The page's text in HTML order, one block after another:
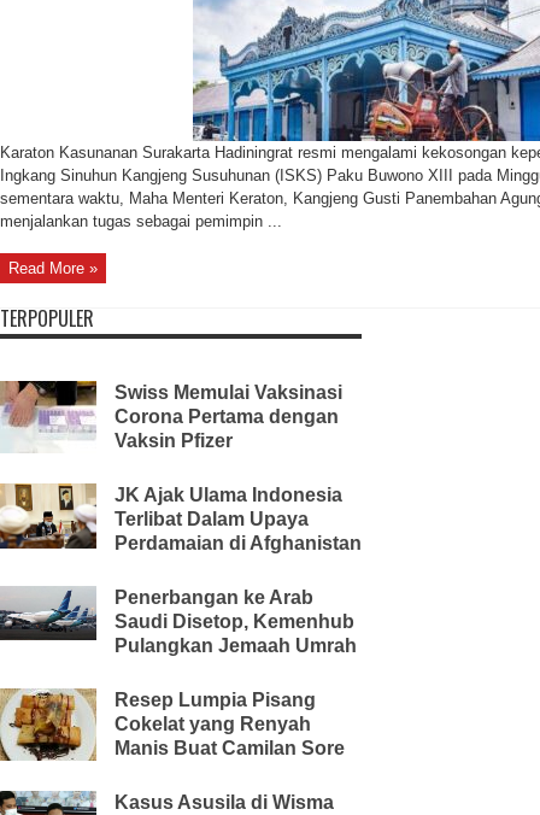
Karaton Kasunanan Surakarta Hadiningrat resmi mengalami kekosongan
Ingkang Sinuhun Kangjeng Susuhunan (ISKS) Paku Buwono XIII pada
sementara waktu, Maha Menteri Keraton, Kangjeng Gusti Panembahan
menjalankan tugas sebagai pemimpin ...
Read More »
TERPOPULER
Swiss Memulai Vaksinasi
Corona Pertama dengan
Vaksin Pfizer
JK Ajak Ulama Indonesia
Terlibat Dalam Upaya
Perdamaian di Afghanistan
Penerbangan ke Arab
Saudi Disetop, Kemenhub
Pulangkan Jemaah Umrah
Resep Lumpia Pisang
Cokelat yang Renyah
Manis Buat Camilan Sore
Kasus Asusila di Wisma